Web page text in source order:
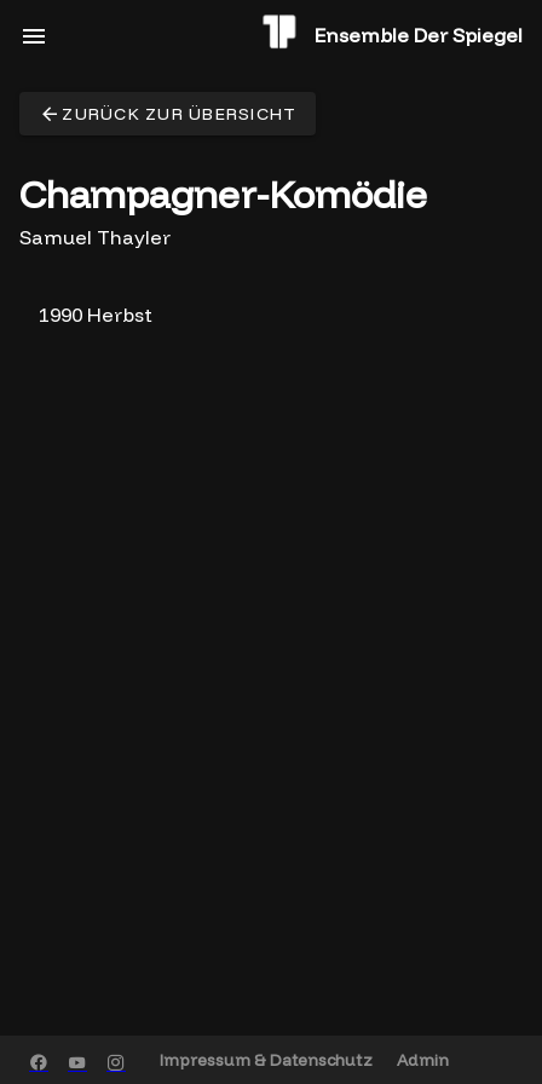
Ensemble Der Spiegel
ZURÜCK ZUR ÜBERSICHT
Champagner-Komödie
Samuel Thayler
1990 Herbst
Impressum & Datenschutz Admin